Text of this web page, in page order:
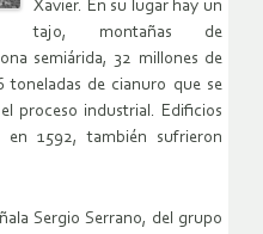
Xavier. En su lugar hay un
tajo, montañas de
semiárida, 32 millones de
toneladas de cianuro que se
proceso industrial. Edificios
1592, también sufrieron
Sergio Serrano, del grupo